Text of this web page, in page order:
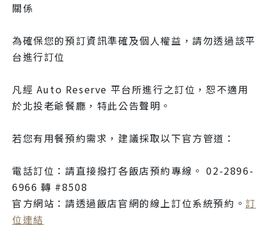
關係
為確保您的預訂資訊準確及個人權益，請勿透過該平
台進行訂位
凡經 Auto Reserve 平台所進行之訂位，恕不適用
於北投老爺餐廳，特此公告聲明。
若您有用餐預約需求，建議採取以下官方管道：
電話訂位：請直接撥打各飯店預約專線。 02-2896-
6966 轉 #8508
官方網站：請透過飯店官網的線上訂位系統預約。 訂
位連結